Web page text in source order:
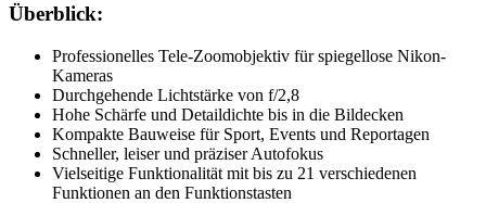
Überblick:
Professionelles Tele-Zoomobjektiv für spiegellose Nikon-
Kameras
Durchgehende Lichtstärke von f/2,8
Hohe Schärfe und Detaildichte bis in die Bildecken
Kompakte Bauweise für Sport, Events und Reportagen
Schneller, leiser und präziser Autofokus
Vielseitige Funktionalität mit bis zu 21 verschiedenen
Funktionen an den Funktionstasten